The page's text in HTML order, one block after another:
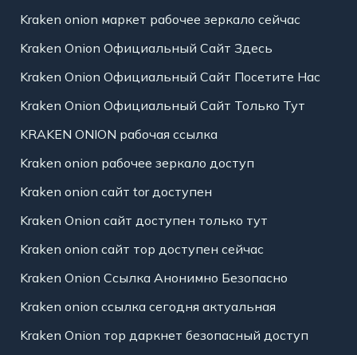
Kraken onion маркет рабочее зеркало сейчас
Kraken Onion Официальный Сайт Здесь
Kraken Onion Официальный Сайт Посетите Нас
Kraken Onion Официальный Сайт Только Тут
KRAKEN ONION рабочая ссылка
Kraken onion рабочее зеркало доступ
Kraken onion сайт tor доступен
Kraken Onion сайт доступен только тут
Kraken onion сайт тор доступен сейчас
Kraken Onion Ссылка Анонимно Безопасно
Kraken onion ссылка сегодня актуальная
Kraken Onion тор даркнет безопасный доступ